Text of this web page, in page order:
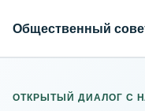
Общественный
ОТКРЫТЫЙ ДИАЛОГ С
ИНН организации
Адрес для нормализации